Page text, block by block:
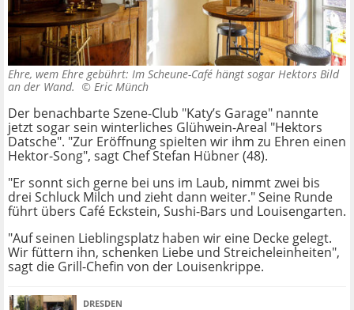
Ehre, wem Ehre gebührt: Im Scheune-Café hängt sogar Hektors Bild
an der Wand. © Eric Münch
Der benachbarte Szene-Club "Katy’s Garage" nannte
jetzt sogar sein winterliches Glühwein-Areal "Hektors
Datsche". "Zur Eröffnung spielten wir ihm zu Ehren einen
Hektor-Song", sagt Chef Stefan Hübner (48).
"Er sonnt sich gerne bei uns im Laub, nimmt zwei bis
drei Schluck Milch und zieht dann weiter." Seine Runde
führt übers Café Eckstein, Sushi-Bars und Louisengarten.
"Auf seinen Lieblingsplatz haben wir eine Decke gelegt.
Wir füttern ihn, schenken Liebe und Streicheleinheiten",
sagt die Grill-Chefin von der Louisenkrippe.
DRESDEN